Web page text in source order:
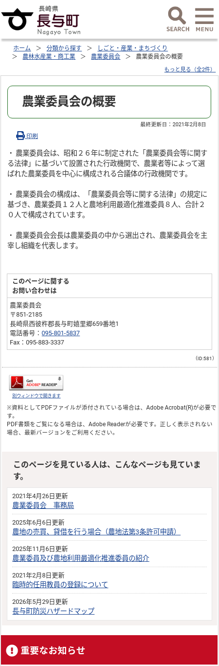
ホーム 分類から探す
しごと・産業・まちづくり
農林水産業・商工業
農業委員会 農業委員会の概要
もっと見る（全2件）
農業委員会の概要
最終更新日：2021年2月8日
印刷
・ 農業委員会は、昭和２６年に制定された「農業委員会等に関す
る法律」に基づいて設置された行政機関で、農業者等によって選
ばれた農業委員を中心に構成される合議体の行政機関です。
・ 農業委員会の構成は、「農業委員会等に関する法律」の規定に
基づき、農業委員１２人と農地利用最適化推進委員８人、合計２
０人で構成されています。
・ 農業委員会会長は農業委員の中から選出され、農業委員会を主
宰し組織を代表します。
このページに関する
お問い合わせは
農業委員会
〒851-2185
長崎県西彼杵郡長与町嬉里郷659番地1
電話番号：095-801-5837
Fax：095-883-3337
（ID:581）
別ウィンドウで開きます
※資料としてPDFファイルが添付されている場合は、Adobe Acrobat(R)が必要で
す。
PDF書類をご覧になる場合は、Adobe Readerが必要です。正しく表示されない
場合、最新バージョンをご利用ください。
このページを見ている人は、こんなページも見ていま
す。
2021年4月26日更新
農業委員会 事務局
2025年6月6日更新
農地の売買、貸借を行う場合（農地法第3条許可申請）
2025年11月6日更新
農業委員及び農地利用最適化推進委員の紹介
2021年2月8日更新
臨時的任用教員の登録について
2026年5月29日更新
長与町防災ハザードマップ
重要なお知らせ